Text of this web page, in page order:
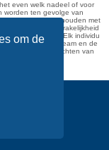
om de
even welk nadeel of voor
worden ten gevolge van
verband houden met
van aansprakelijkheid
distantieert. Elk individu
Ook het webteam en de
inhoud van berichten van